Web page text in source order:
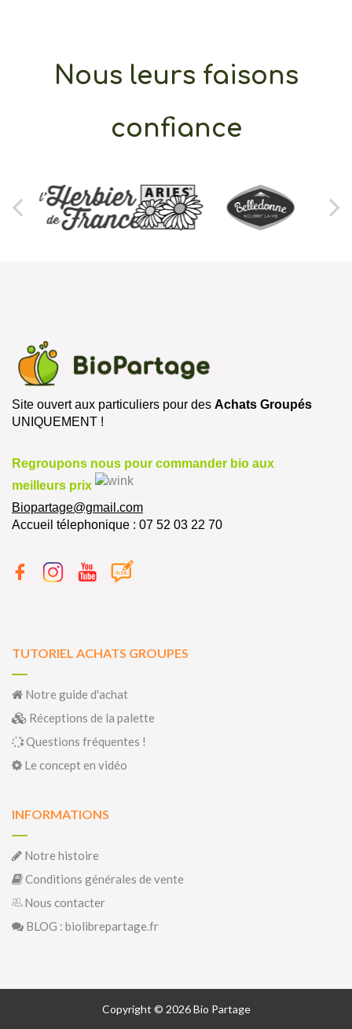
Nous leurs faisons
confiance
Site ouvert aux particuliers pour des Achats Groupés
UNIQUEMENT !
Regroupons nous pour commander bio aux
meilleurs prix
Biopartage@gmail.com
Accueil télephonique : 07 52 03 22 70
TUTORIEL ACHATS GROUPES
Notre guide d'achat
Réceptions de la palette
Questions fréquentes !
Le concept en vidéo
INFORMATIONS
Notre histoire
Conditions générales de vente
Nous contacter
BLOG : biolibrepartage.fr
Copyright © 2026 Bio Partage